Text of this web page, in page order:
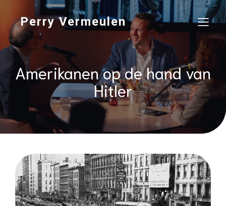
Perry Vermeulen
Amerikanen op de hand van
Hitler